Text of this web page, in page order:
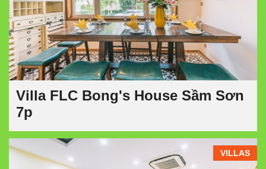
Villa FLC Bong's House Sầm Sơn
7p
VILLAS